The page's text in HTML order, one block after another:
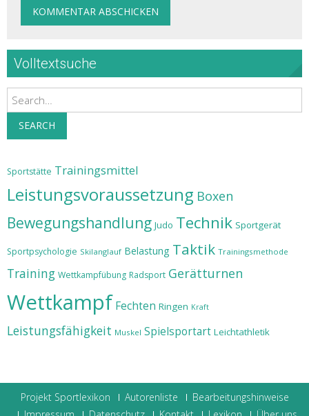
Volltextsuche
Search
SEARCH
Sportstätte Trainingsmittel
Leistungsvoraussetzung Boxen
Bewegungshandlung Judo Technik Sportgerät
Sportpsychologie Skilanglauf Belastung Taktik Trainingsmethode
Training Wettkampfübung Radsport Gerätturnen
Wettkampf Fechten Ringen Kraft
Leistungsfähigkeit Muskel Spielsportart Leichtathletik
Projekt Sportlexikon Autorenliste
Bearbeitungshinweise